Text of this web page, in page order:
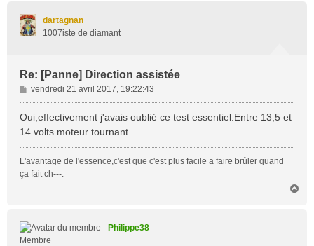
dartagnan
1007iste de diamant
Re: [Panne] Direction assistée
M
e
s
s
e
vendredi 21 avril 2017, 19:22:43
Oui,effectivement j'avais oublié ce test essentiel.Entre 13,5 et
14 volts moteur tournant.
L'avantage de l'essence,c'est que c'est plus facile a faire brûler quand
ça fait ch---.
Philippe38
Membre